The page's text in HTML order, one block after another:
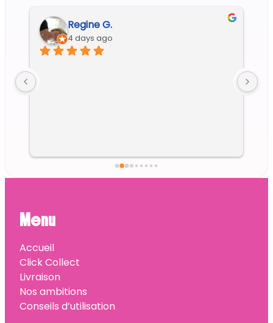
Regine G.
4 days ago
Menu
Accueil
Click Collect
Livraison
Nos ambitions
Conseils d’utilisation